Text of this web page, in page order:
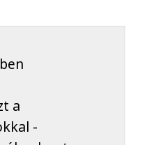
a
-